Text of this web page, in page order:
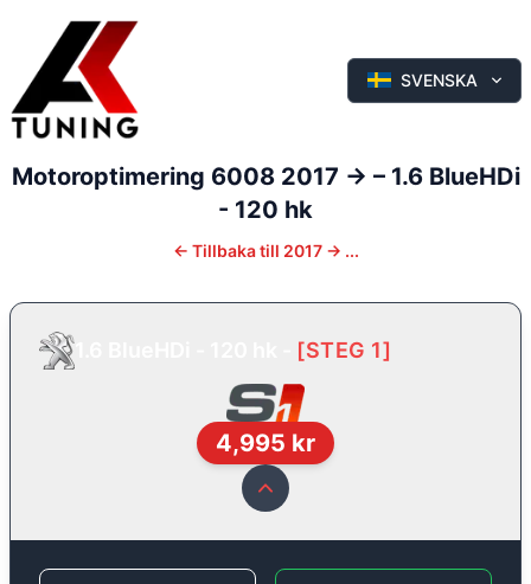
SVENSKA
Motoroptimering 6008 2017 -> – 1.6 BlueHDi
- 120 hk
← Tillbaka till 2017 -> ...
[STEG 1]
4,995 kr